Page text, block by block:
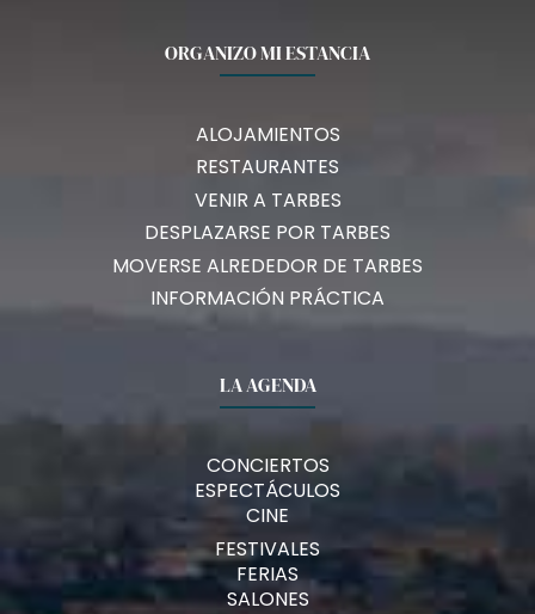
ORGANIZO MI ESTANCIA
ALOJAMIENTOS
RESTAURANTES
VENIR A TARBES
DESPLAZARSE POR TARBES
MOVERSE ALREDEDOR DE TARBES
INFORMACIÓN PRÁCTICA
LA AGENDA
CONCIERTOS
ESPECTÁCULOS
CINE
FESTIVALES
FERIAS
SALONES